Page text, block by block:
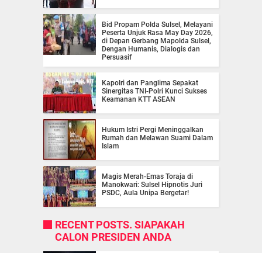
Bid Propam Polda Sulsel, Melayani
Peserta Unjuk Rasa May Day 2026,
di Depan Gerbang Mapolda Sulsel,
Dengan Humanis, Dialogis dan
Persuasif
Kapolri dan Panglima Sepakat
Sinergitas TNI-Polri Kunci Sukses
Keamanan KTT ASEAN
Hukum Istri Pergi Meninggalkan
Rumah dan Melawan Suami Dalam
Islam
Magis Merah-Emas Toraja di
Manokwari: Sulsel Hipnotis Juri
PSDC, Aula Unipa Bergetar!
RECENT POSTS. SIAPAKAH
CALON PRESIDEN ANDA